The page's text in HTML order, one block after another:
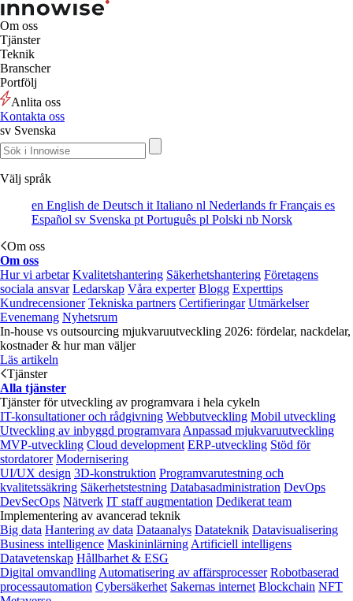
Om oss
Tjänster
Teknik
Branscher
Portfölj
Anlita oss
Kontakta oss
sv Svenska
Välj språk
en English de Deutsch it Italiano nl Nederlands frFrançais es
Español sv Svenska pt Português pl Polski nb Norsk
Om oss
Om oss
Hur vi arbetar Kvalitetshantering Säkerhetshantering Företagens
sociala ansvar Ledarskap Våra experter Blogg Experttips
Kundrecensioner Tekniska partners Certifieringar Utmärkelser
Evenemang Nyhetsrum
In-house vs outsourcing mjukvaruutveckling 2026: fördelar, nackdelar,
kostnader & hur man väljer
Läs artikeln
Tjänster
Alla tjänster
Tjänster för utveckling av programvara i hela cykeln
IT-konsultationer och rådgivning Webbutveckling Mobil utveckling
Utveckling av inbyggd programvara Anpassad mjukvaruutveckling
MVP-utveckling Cloud development ERP-utveckling Stöd för
stordatorer Modernisering
UI/UX design 3D-konstruktion Programvarutestning och
kvalitetssäkring Säkerhetstestning Databasadministration DevOps
DevSecOps Nätverk IT staff augmentation Dedikerat team
Implementering av avancerad teknik
Big data Hantering av data Dataanalys Datateknik Datavisualisering
Business intelligence Maskininlärning Artificiell intelligens
Datavetenskap Hållbarhet & ESG
Digital omvandling Automatisering av affärsprocesser Robotbaserad
processautomation Cybersäkerhet Sakernas internet Blockchain NFT